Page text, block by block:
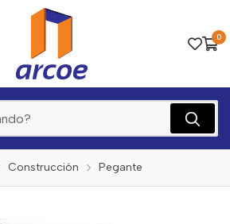
0
Construcción Pegante